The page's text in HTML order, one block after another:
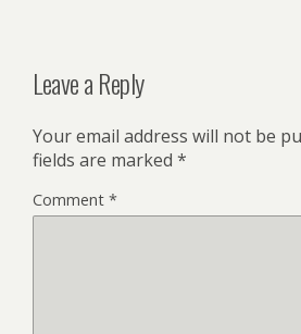
Leave a Reply
Your email address will not be
fields are marked *
Comment *